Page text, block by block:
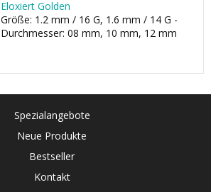
Eloxiert Golden
Größe: 1.2 mm / 16 G, 1.6 mm / 14 G -
Durchmesser: 08 mm, 10 mm, 12 mm
Spezialangebote
Neue Produkte
Bestseller
Kontakt